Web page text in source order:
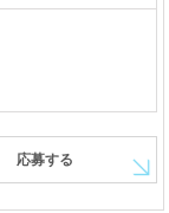
応募する